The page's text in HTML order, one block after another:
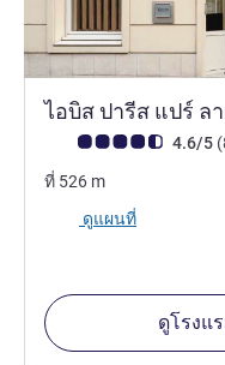
ไอบิส ปารีส แปร์ ล
คะแนนความคิดเห็นจาก
4.6/5
ที่ 526 m
ดูแผนที่
ดูโรงแ